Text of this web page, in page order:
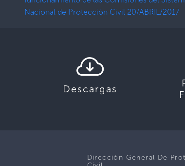
Nacional de Protección Civil 20/ABRIL/2017
Descargas
Dirección General De